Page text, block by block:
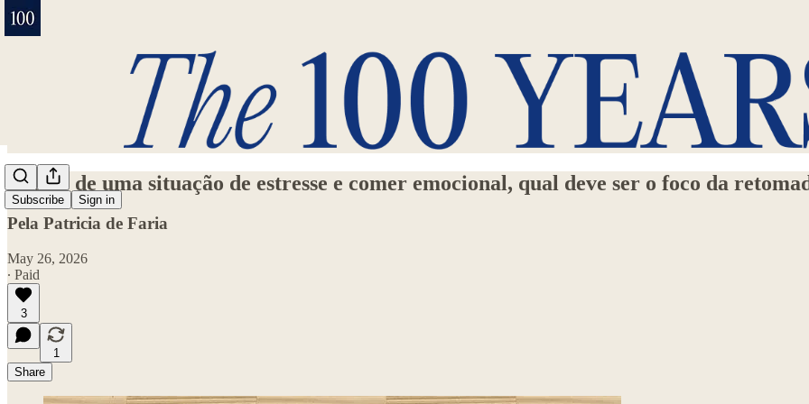
Subscribe Sign in
Depois de uma situação de estresse e comer emocional, qual deve ser o foco da
Pela Patricia de Faria
May 26, 2026
∙ Paid
3
1
Share